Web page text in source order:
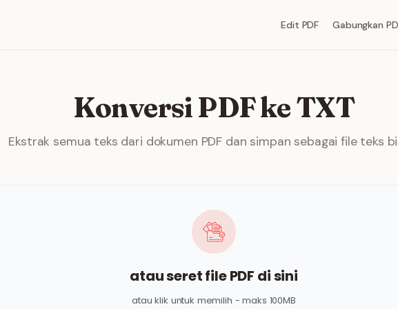
Edit PDF Gabungkan
Konversi PDF ke TXT
Ekstrak semua teks dari dokumen PDF dan simpan sebagai file teks
atau seret file PDF di sini
atau klik untuk memilih - maks 100MB